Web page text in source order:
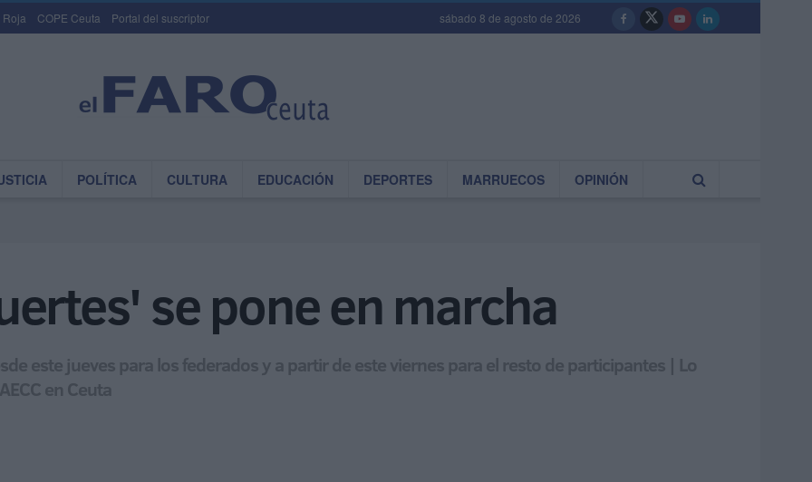
Roja COPE Ceuta Portal del suscriptor sábado 8 de agosto de 2026
POLÍTICA CULTURA EDUCACIÓN DEPORTES MARRUECOS OPINIÓN
se pone en marcha
este jueves para los federados y a partir de este viernes para el resto de participantes | Lo
en Ceuta